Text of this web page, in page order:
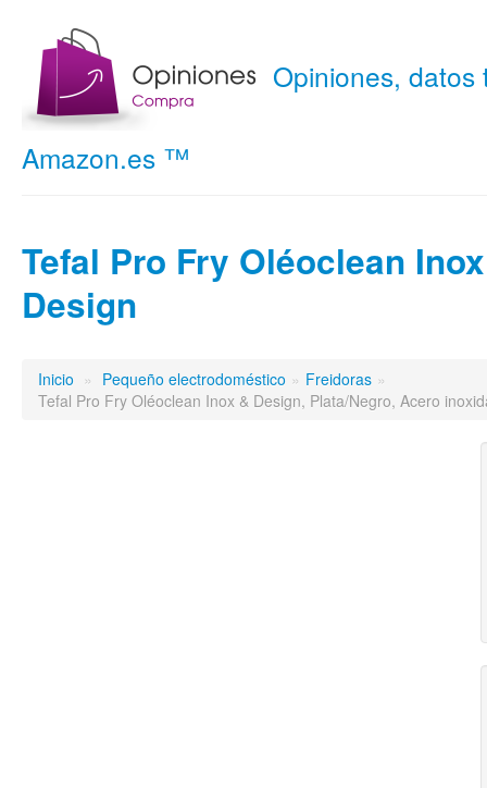
Opiniones,
Amazon.es ™
Tefal Pro Fry Oléoclean
Design
Inicio » Pequeño electrodoméstico » Freidoras »
Tefal Pro Fry Oléoclean Inox & Design, Plata/Negro, Acero